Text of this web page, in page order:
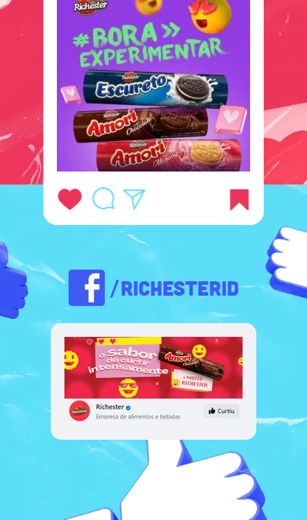
/RICHESTERID